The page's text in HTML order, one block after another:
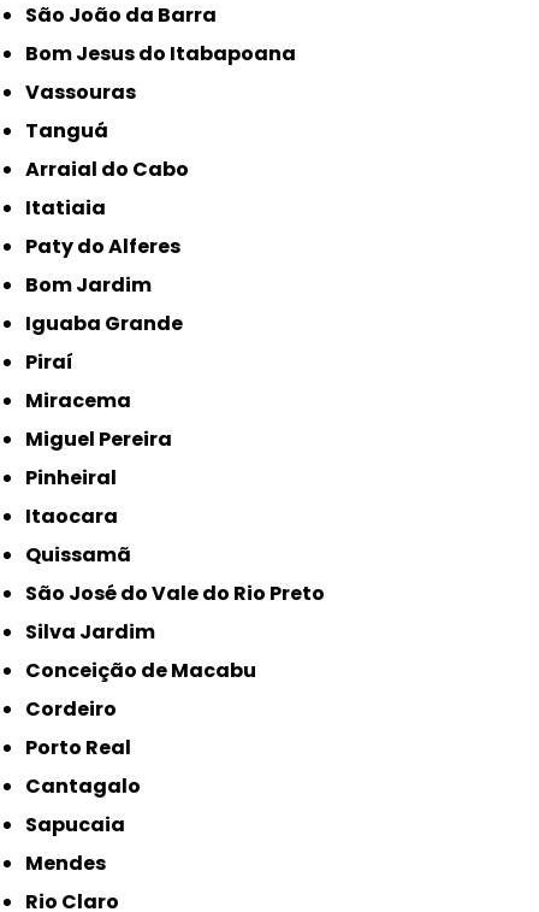
São João da Barra
Bom Jesus do Itabapoana
Vassouras
Tanguá
Arraial do Cabo
Itatiaia
Paty do Alferes
Bom Jardim
Iguaba Grande
Piraí
Miracema
Miguel Pereira
Pinheiral
Itaocara
Quissamã
São José do Vale do Rio Preto
Silva Jardim
Conceição de Macabu
Cordeiro
Porto Real
Cantagalo
Sapucaia
Mendes
Rio Claro